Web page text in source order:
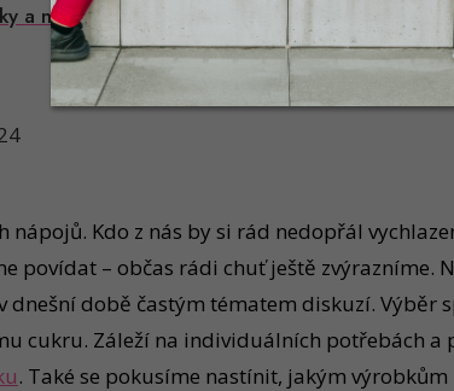
a meditační tipy pro klidnou mysl
Kdo z nás by si rád nedopřál
povídat – občas rádi chuť ještě
dnešní době častým tématem diskuzí.
cukru. Záleží na individuálních potřebách
. Také se pokusíme nastínit, jakým